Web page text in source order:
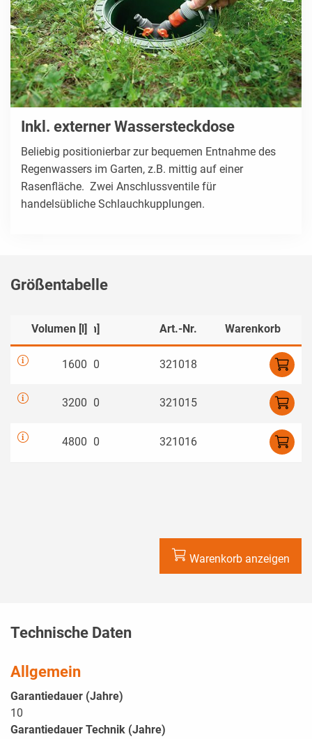
Inkl. externer Wassersteckdose
Beliebig positionierbar zur bequemen Entnahme des
Regenwassers im Garten, z.B. mittig auf einer
Rasenfläche. Zwei Anschlussventile für
handelsübliche Schlauchkupplungen.
Größentabelle
Volumen [l]
1600
3200
4800
Breite [mm] Art.-Nr. Warenkorb
1350 321018
1350 321015
1350 321016
Warenkorb anzeigen
Technische Daten
Allgemein
Garantiedauer (Jahre)
10
Garantiedauer Technik (Jahre)